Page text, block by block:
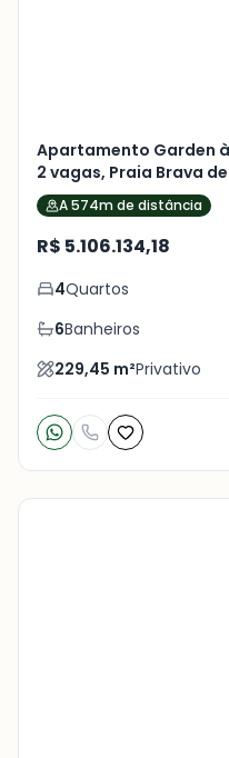
Apartamento Garden
2 vagas, Praia Brava
A 574m de distância
R$ 5.106.134,18
4Quartos
6Banheiros
229,45 m²Privativo